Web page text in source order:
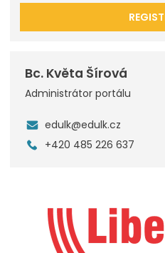
Bc. Květa Šírová
Administrátor portálu
edulk@edulk.cz
+420 485 226 637